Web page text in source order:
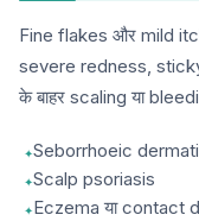
Fine flakes और mild
severe redness,
के बाहर scaling या
Seborrhoeic
Scalp psoriasis
Eczema या contact